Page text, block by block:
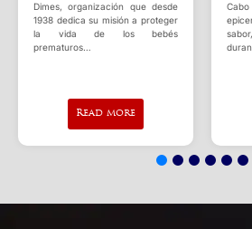
Cabo Rojo se convirtió en el
epicentro de una explosión de
sabor, música y solidaridad
durante el Coca-Cola Food…
Read more